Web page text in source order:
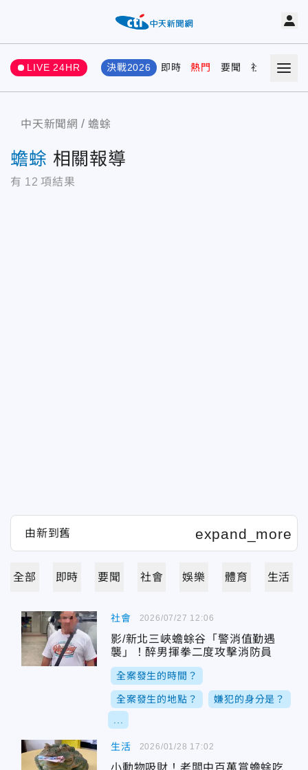
LIVE 24HR 決戰2026 即時 熱門 要聞 社會 娛樂
中天新聞網 蟾蜍
蟾蜍 相關報導
有 12 項結果
全部 即時 要聞 社會 娛樂 體育 生活
社會
影/新北三峽蟾蜍谷「警消值勤遇
襲」！醉男揮拳二度攻擊消防員
全案發生的時間？
全案發生的地點？ 嫌犯的身分是？
2026/07/27 12:06
生活
小動物吸財！老闆中百萬賞蟾蜍吃
2026/01/28 17:02